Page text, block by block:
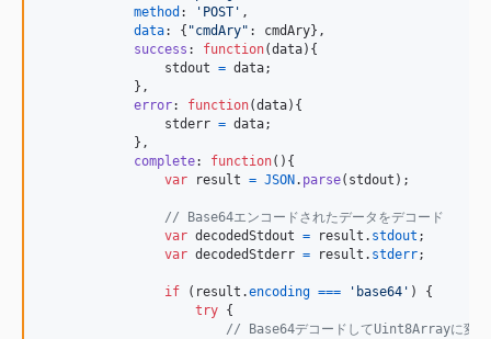
method : 'POST' ,
data: { "cmdAry" : cmdAry} ,
success : function(data) {
stdout = data;
} ,
error: function(data) {
stderr = data;
} ,
complete: function( ) {
var
result = JSON . parse( stdout ) ;
// Base64エンコードされたデータをデコード
var decodedStdout = result . stdout ;
var decodedStderr = result . stderr;
if ( result .encoding === 'base64' )
{
try {
// Base64デコードしてUint8Arrayに変換